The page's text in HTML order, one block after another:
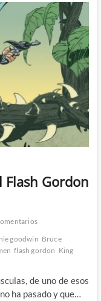
Gordon
goodwin Bruce
flash gordon King
de uno de esos
ha pasado y que…